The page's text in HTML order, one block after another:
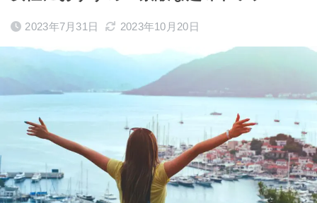
2023年7月31日 2023年10月20日